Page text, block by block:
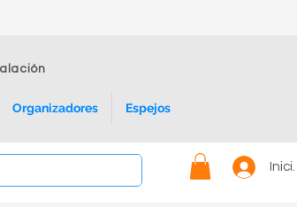
Organizadores Espejos